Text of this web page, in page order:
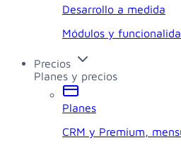
Desarrollo a medida
Módulos y
Precios
Planes y precios
Planes
CRM y Premium,